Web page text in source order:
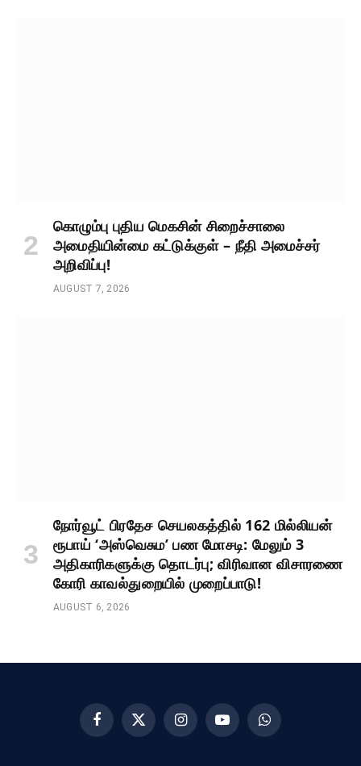
கொழும்பு புதிய மெகசின் சிறைச்சாலை
அமைதியின்மை கட்டுக்குள் – நீதி அமைச்சர்
அறிவிப்பு!
AUGUST 7, 2026
நோர்வூட் பிரதேச செயலகத்தில் 162 மில்லியன்
ரூபாய் ‘அஸ்வெசும’ பண மோசடி: மேலும் 3
அதிகாரிகளுக்கு தொடர்பு; விரிவான விசாரணை
கோரி காவல்துறையில் முறைப்பாடு!
AUGUST 6, 2026
FacebookX
(Twitter)
InstagramYouTubeWhatsApp